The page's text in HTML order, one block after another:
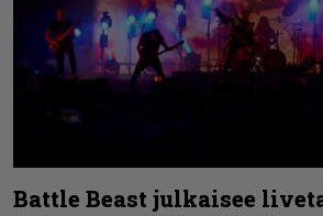
Battle Beast julkaisee